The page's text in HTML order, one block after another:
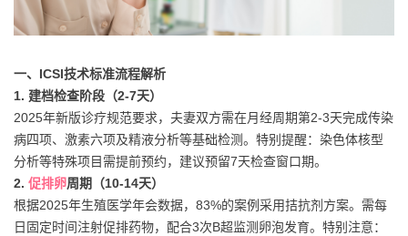
一、ICSI技术标准流程解析
1. 建档检查阶段（2-7天）
2025年新版诊疗规范要求，夫妻双方需在月经周期第2-3天完成传染
病四项、激素六项及精液分析等基础检测。特别提醒：染色体核型
分析等特殊项目需提前预约，建议预留7天检查窗口期。
2. 促排卵周期（10-14天）
根据2025年生殖医学年会数据，83%的案例采用拮抗剂方案。需每
日固定时间注射促排药物，配合3次B超监测卵泡发育。特别注意：